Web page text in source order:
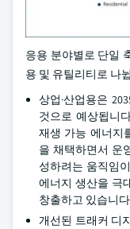
응용 분야별로 단일
용 및 유틸리티로 나
상업·산업용은
것으로 예상됩니
재생 가능 에너지
을 채택하면서 운
성하려는 움직임
에너지 생산을 극
창출하고 있습니
개선된 트래커 디